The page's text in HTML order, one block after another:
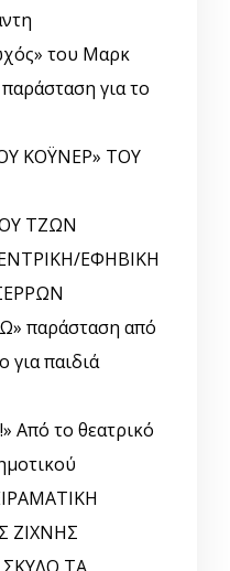
του Μαρκ
για το
ΚΟΫΝΕΡ» ΤΟΥ
ΤΖΩΝ
ΕΦΗΒΙΚΗ
παράσταση από
για παιδιά
Από το θεατρικό
ΖΙΧΝΗΣ